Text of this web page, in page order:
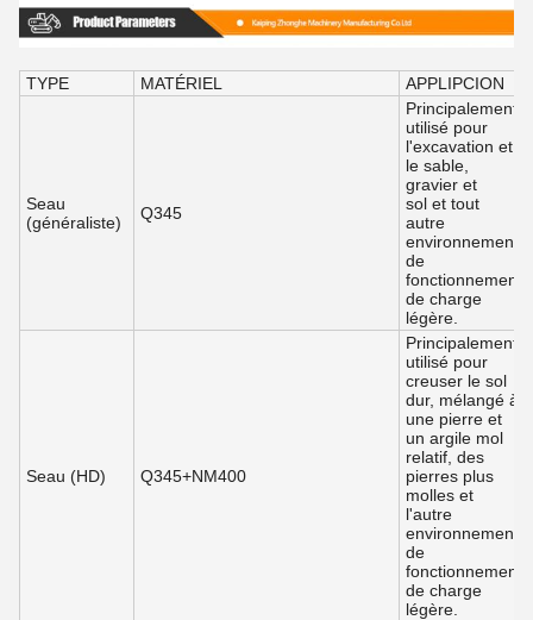
TYPE MATÉRIEL APPLIPCION
Seau
(généraliste)
Q345
Principalement
utilisé pour
l'excavation et
le sable,
gravier et
sol et tout
autre
environnement
de
fonctionnement
de charge
légère.
Seau (HD) Q345+NM400
Principalement
utilisé pour
creuser le sol
dur, mélangé à
une pierre et
un argile mol
relatif, des
pierres plus
molles et
l'autre
environnement
de
fonctionnement
de charge
légère.